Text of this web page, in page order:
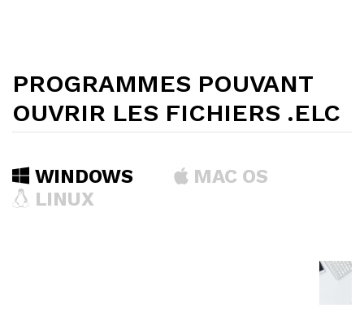
PROGRAMMES POUVANT
OUVRIR LES FICHIERS .ELC
WINDOWS
MAC OS
LINUX